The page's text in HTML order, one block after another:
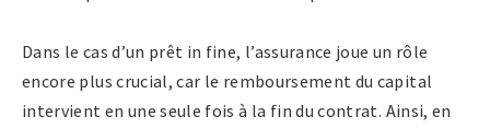
Dans le cas d’un prêt in fine, l’assurance joue un rôle
encore plus crucial, car le remboursement du capital
intervient en une seule fois à la fin du contrat. Ainsi, en